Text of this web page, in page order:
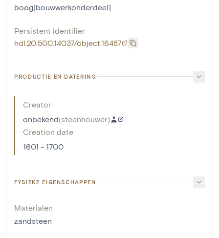
boog[bouwwerkonderdeel]
Persistent identifier
hdl:20.500.14037/object.16487
PRODUCTIE EN DATERING
Creator
onbekend(steenhouwer)
Creation date
1601 - 1700
FYSIEKE EIGENSCHAPPEN
Materialen
zandsteen